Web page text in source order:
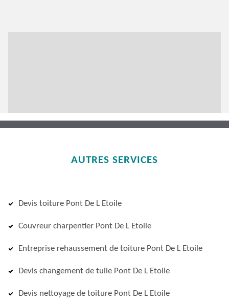
AUTRES SERVICES
Devis toiture Pont De L Etoile
Couvreur charpentier Pont De L Etoile
Entreprise rehaussement de toiture Pont De L Etoile
Devis changement de tuile Pont De L Etoile
Devis nettoyage de toiture Pont De L Etoile